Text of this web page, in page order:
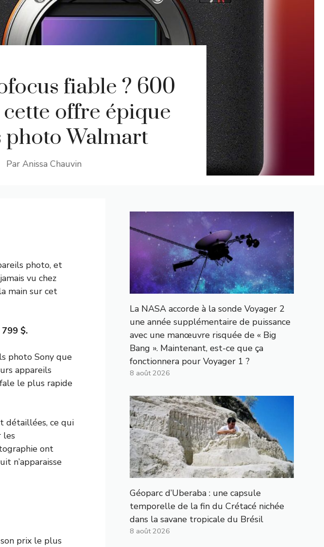
fiable ? 600
offre épique
photo Walmart
Par Anissa Chauvin
photo, et
vu chez
main sur cet
$.
photo Sony que
appareils
le plus rapide
détaillées, ce qui
les
ont
n’apparaisse
prix le plus
La NASA accorde à la sonde Voyager 2
une année supplémentaire de puissance
avec une manœuvre risquée de « Big
Bang ». Maintenant, est-ce que ça
fonctionnera pour Voyager 1 ?
8 août 2026
Géoparc d’Uberaba : une capsule
temporelle de la fin du Crétacé nichée
dans la savane tropicale du Brésil
8 août 2026